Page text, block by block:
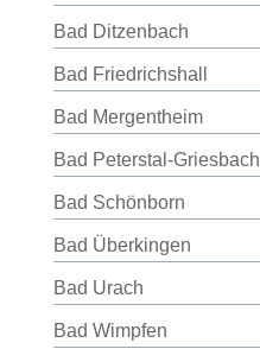
Bad Ditzenbach
Bad Friedrichshall
Bad Mergentheim
Bad Peterstal-Griesbach
Bad Schönborn
Bad Überkingen
Bad Urach
Bad Wimpfen